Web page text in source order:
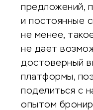
предложений,
и постоянные
не менее,
не дает
достоверный
платформы,
поделиться с
опытом